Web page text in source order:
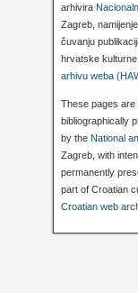
arhivira
Zagreb,
čuvanju
hrvatske
arhivu weba
These pages are
bibliographically
by the National
Zagreb, with
permanently
part of Croatian
Croatian web